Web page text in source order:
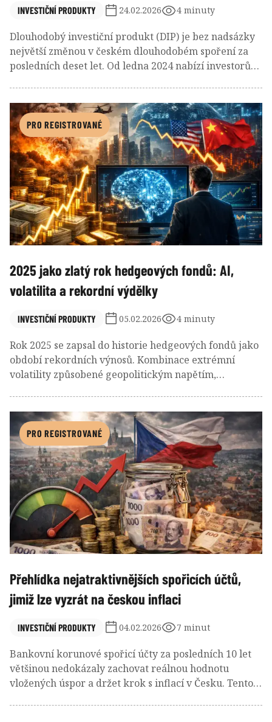
INVESTIČNÍ PRODUKTY 24.02.2026 4 minuty
Dlouhodobý investiční produkt (DIP) je bez nadsázky
největší změnou v českém dlouhodobém spoření za
posledních deset let. Od ledna 2024 nabízí investorům
alternativu k tradičnímu penzijnímu spoření.
PRO REGISTROVANÉ
2025 jako zlatý rok hedgeových fondů: AI,
volatilita a rekordní výdělky
INVESTIČNÍ PRODUKTY 05.02.2026 4 minuty
Rok 2025 se zapsal do historie hedgeových fondů jako
období rekordních výnosů. Kombinace extrémní
volatility způsobené geopolitickým napětím,
umělou inteligencí umožnila nejlepším fondům
dosáhnout mimořádných zisků. Zatímco celý
hedgeový průmysl vydělal historických 543 miliard
dolarů, úzká skupina elitních manažerů soustředila
významnou část těchto výdělků díky disciplinované
práci s rizikem, koncentraci portfolií a schopnosti
profitovat z tržních výkyvů.
PRO REGISTROVANÉ
Přehlídka nejatraktivnějších spořicích účtů,
jimiž lze vyzrát na českou inflaci
INVESTIČNÍ PRODUKTY 04.02.2026 7 minut
Bankovní korunové spořicí účty za posledních 10 let
většinou nedokázaly zachovat reálnou hodnotu
vložených úspor a držet krok s inflací v Česku. Tento